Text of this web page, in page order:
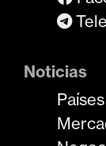
Noticias
Países